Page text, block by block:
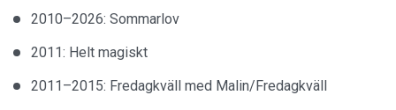
2010–2026: Sommarlov
2011: Helt magiskt
2011–2015: Fredagkväll med Malin/Fredagkväll